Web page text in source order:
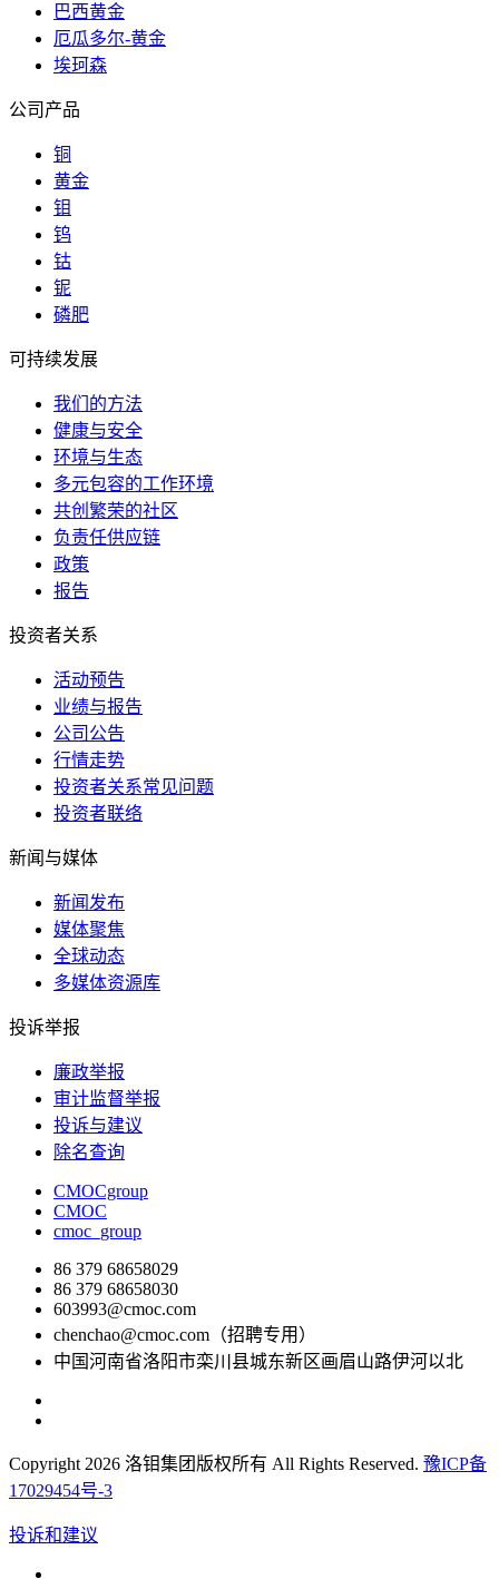
巴西黄金
厄瓜多尔-黄金
埃珂森
公司产品
铜
黄金
钼
钨
钴
铌
磷肥
可持续发展
我们的方法
健康与安全
环境与生态
多元包容的工作环境
共创繁荣的社区
负责任供应链
政策
报告
投资者关系
活动预告
业绩与报告
公司公告
行情走势
投资者关系常见问题
投资者联络
新闻与媒体
新闻发布
媒体聚焦
全球动态
多媒体资源库
投诉举报
廉政举报
审计监督举报
投诉与建议
除名查询
CMOCgroup
CMOC
cmoc_group
86 379 68658029
86 379 68658030
603993@cmoc.com
chenchao@cmoc.com（招聘专用）
中国河南省洛阳市栾川县城东新区画眉山路伊河以北
Copyright 2026 洛钼集团版权所有 All Rights Reserved. 豫ICP备
17029454号-3
投诉和建议